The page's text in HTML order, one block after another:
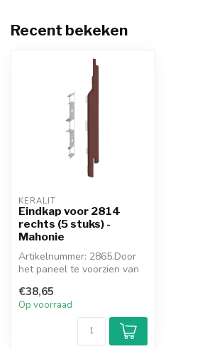
Recent bekeken
KERALIT
Eindkap voor 2814
rechts (5 stuks) -
Mahonie
Artikelnummer: 2865.Door
het paneel te voorzien van
ont...
€38,65
Op voorraad